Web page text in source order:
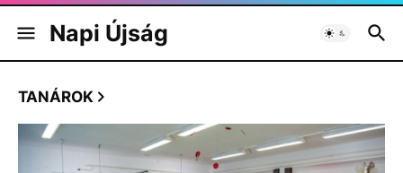
Napi Újság
TANÁROK